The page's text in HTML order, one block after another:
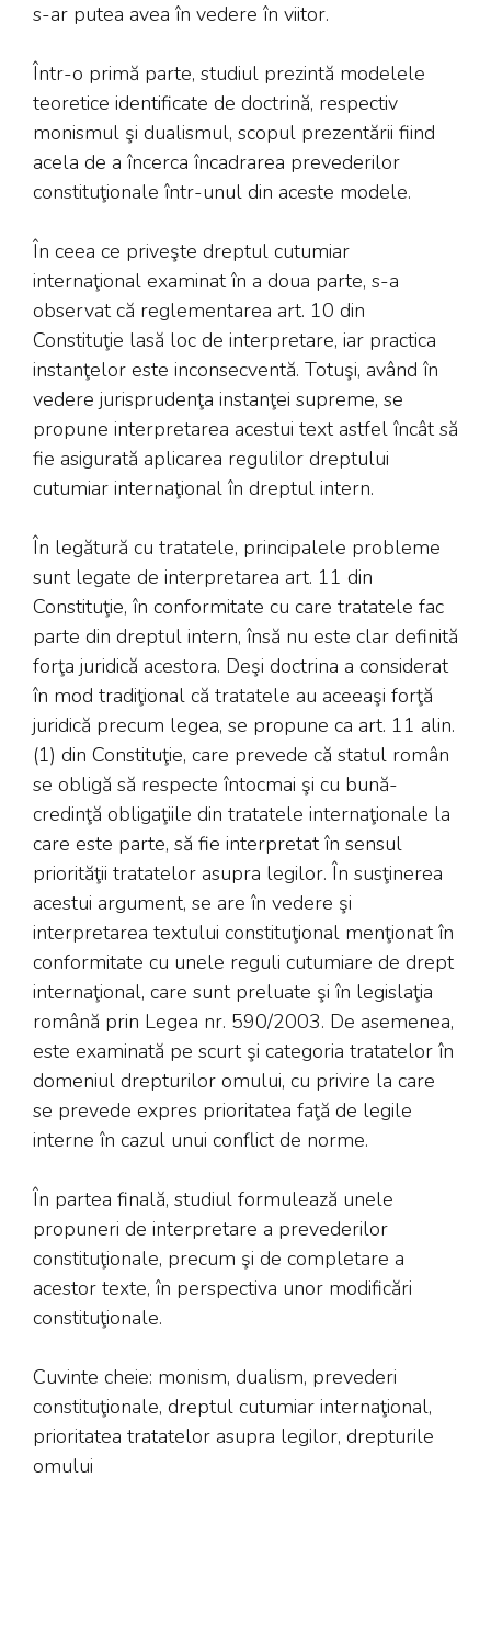
s-ar putea avea în vedere în viitor.
Într-o primă parte, studiul prezintă modelele
teoretice identificate de doctrină, respectiv
monismul şi dualismul, scopul prezentării fiind
acela de a încerca încadrarea prevederilor
constituţionale într-unul din aceste modele.
În ceea ce priveşte dreptul cutumiar
internaţional examinat în a doua parte, s-a
observat că reglementarea art. 10 din
Constituţie lasă loc de interpretare, iar practica
instanţelor este inconsecventă. Totuşi, având în
vedere jurisprudenţa instanţei supreme, se
propune interpretarea acestui text astfel încât să
fie asigurată aplicarea regulilor dreptului
cutumiar internaţional în dreptul intern.
În legătură cu tratatele, principalele probleme
sunt legate de interpretarea art. 11 din
Constituţie, în conformitate cu care tratatele fac
parte din dreptul intern, însă nu este clar definită
forţa juridică acestora. Deşi doctrina a considerat
în mod tradiţional că tratatele au aceeaşi forţă
juridică precum legea, se propune ca art. 11 alin.
(1) din Constituţie, care prevede că statul român
se obligă să respecte întocmai şi cu bună-
credinţă obligaţiile din tratatele internaţionale la
care este parte, să fie interpretat în sensul
priorităţii tratatelor asupra legilor. În susţinerea
acestui argument, se are în vedere şi
interpretarea textului constituţional menţionat în
conformitate cu unele reguli cutumiare de drept
internaţional, care sunt preluate şi în legislaţia
română prin Legea nr. 590/2003. De asemenea,
este examinată pe scurt şi categoria tratatelor în
domeniul drepturilor omului, cu privire la care
se prevede expres prioritatea faţă de legile
interne în cazul unui conflict de norme.
În partea finală, studiul formulează unele
propuneri de interpretare a prevederilor
constituţionale, precum şi de completare a
acestor texte, în perspectiva unor modificări
constituţionale.
Cuvinte cheie: monism, dualism, prevederi
constituţionale, dreptul cutumiar internaţional,
prioritatea tratatelor asupra legilor, drepturile
omului